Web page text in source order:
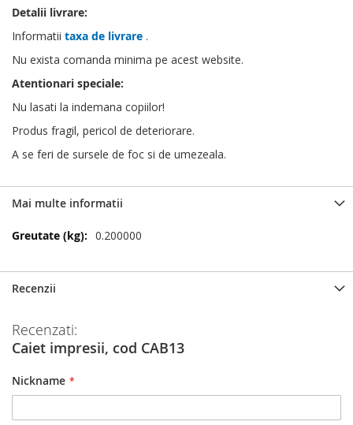
Detalii livrare:
Informatii taxa de livrare .
Nu exista comanda minima pe acest website.
Atentionari speciale:
Nu lasati la indemana copiilor!
Produs fragil, pericol de deteriorare.
A se feri de sursele de foc si de umezeala.
Mai multe informatii
Mai
0.200000
Recenzii
Recenzati:
Caiet impresii, cod CAB13
Nickname